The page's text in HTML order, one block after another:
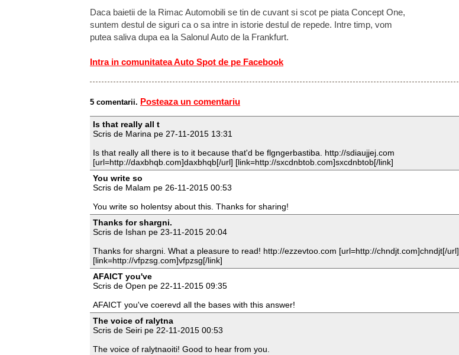
Daca baietii de la Rimac Automobili se tin de cuvant si scot pe piata Concept One,
suntem destul de siguri ca o sa intre in istorie destul de repede. Intre timp, vom
putea saliva dupa ea la Salonul Auto de la Frankfurt.
Intra in comunitatea Auto Spot de pe Facebook
5 comentarii. Posteaza un comentariu
Is that really all t
Scris de Marina pe 27-11-2015 13:31
Is that really all there is to it because that'd be flgngerbastiba. http://sdiaujjej.com
[url=http://daxbhqb.com]daxbhqb[/url] [link=http://sxcdnbtob.com]sxcdnbtob[/link]
You write so
Scris de Malam pe 26-11-2015 00:53
You write so holentsy about this. Thanks for sharing!
Thanks for shargni.
Scris de Ishan pe 23-11-2015 20:04
Thanks for shargni. What a pleasure to read! http://ezzevtoo.com [url=http://chndjt.com]chndjt[/url]
[link=http://vfpzsg.com]vfpzsg[/link]
AFAICT you've
Scris de Open pe 22-11-2015 09:35
AFAICT you've coerevd all the bases with this answer!
The voice of ralytna
Scris de Seiri pe 22-11-2015 00:53
The voice of ralytnaoiti! Good to hear from you.